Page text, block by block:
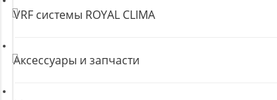
VRF системы ROYAL CLIMA
Аксессуары и запчасти